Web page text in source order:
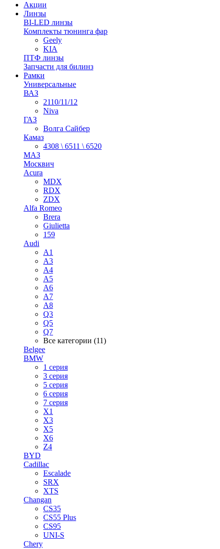
Акции
Линзы
BI-LED линзы
Комплекты тюнинга фар
Geely
KIA
ПТФ линзы
Запчасти для билинз
Рамки
Универсальные
ВАЗ
2110/11/12
Niva
ГАЗ
Волга Сайбер
Камаз
4308 \ 6511 \ 6520
МАЗ
Москвич
Acura
MDX
RDX
ZDX
Alfa Romeo
Brera
Giulietta
159
Audi
A1
A3
A4
A5
A6
A7
A8
Q3
Q5
Q7
Все категории (11)
Belgee
BMW
1 серия
3 серия
5 серия
6 серия
7 серия
X1
X3
X5
X6
Z4
BYD
Cadillac
Escalade
SRX
XTS
Changan
CS35
CS55 Plus
CS95
UNI-S
Chery